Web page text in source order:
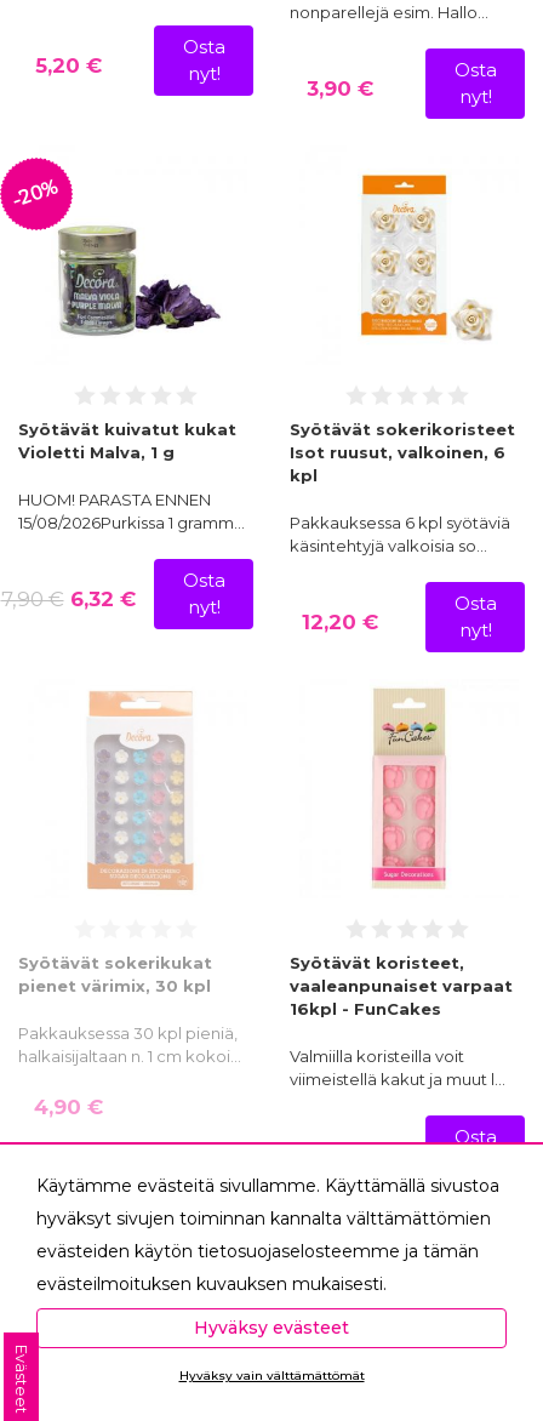
5,20 €
Osta
nyt!
nonparellejä esim. Hallo…
3,90 €
Osta
nyt!
-20%
Syötävät kuivatut kukat
Violetti Malva, 1 g
HUOM! PARASTA ENNEN
15/08/2026Purkissa 1 gramm…
7,90 €6,32 €
Osta
nyt!
Syötävät sokerikoristeet
Isot ruusut, valkoinen, 6
kpl
Pakkauksessa 6 kpl syötäviä
käsintehtyjä valkoisia so…
12,20 €
Osta
nyt!
Syötävät sokerikukat
pienet värimix, 30 kpl
Pakkauksessa 30 kpl pieniä,
halkaisijaltaan n. 1 cm kokoi…
4,90 €
Syötävät koristeet,
vaaleanpunaiset varpaat
16kpl - FunCakes
Valmiilla koristeilla voit
viimeistellä kakut ja muut l…
Osta
Käytämme evästeitä sivullamme. Käyttämällä sivustoa
hyväksyt sivujen toiminnan kannalta välttämättömien
evästeiden käytön tietosuojaselosteemme ja tämän
evästeilmoituksen kuvauksen mukaisesti.
Hyväksyessäsi analytiikka- ja markkinointievästeet
autat meitä mittaamaan ja analysoimaan
verkkosivumme toimintaa ja käyttöä (Analytiikka ja
Hyväksy evästeet
Hyväksy vain välttämättömät
Evästeet